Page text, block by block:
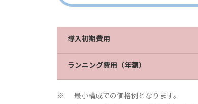
導入初期費用
ランニング費用（年額）
※ 最小構成での価格例となります。